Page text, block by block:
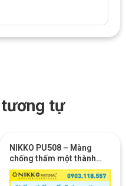
tự
NIKKO PU508 – Màng
chống thấm một thành
phần gốc PU